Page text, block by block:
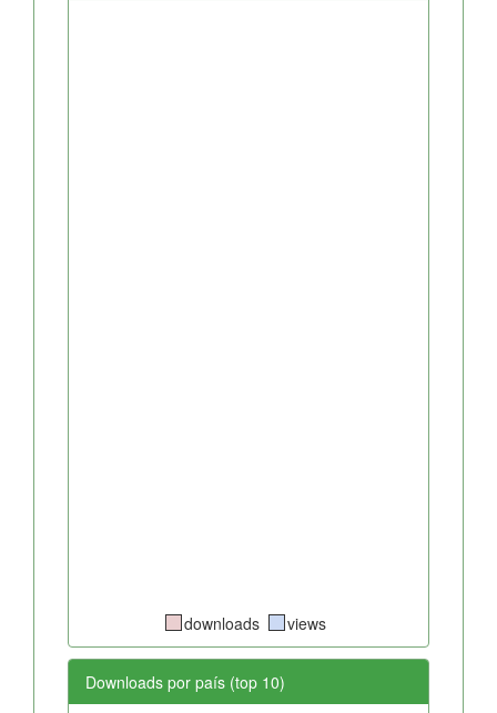
downloads views
Downloads por país (top 10)